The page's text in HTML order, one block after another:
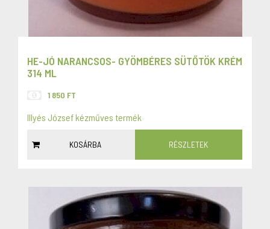
HE-JÓ NARANCSOS- GYÖMBÉRES SÜTŐTÖK KRÉM
314 ML
1 850 FT
Illyés József kézműves termék
KOSÁRBA RÉSZLETEK